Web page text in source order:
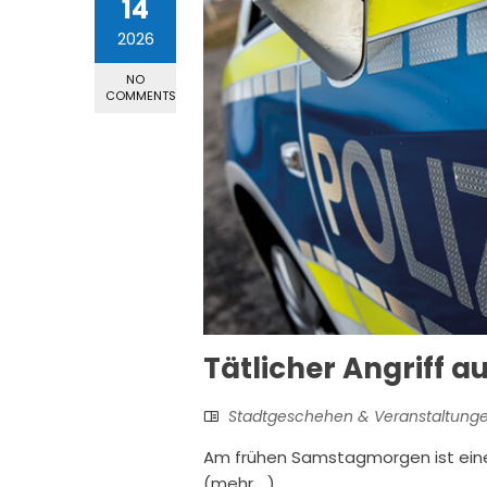
14
2026
NO
COMMENTS
Tätlicher Angriff
Stadtgeschehen &
Am frühen Samstagmorgen ist